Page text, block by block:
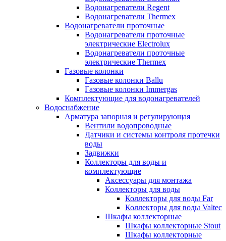
Водонагреватели Regent
Водонагреватели Thermex
Водонагреватели проточные
Водонагреватели проточные
электрические Electrolux
Водонагреватели проточные
электрические Thermex
Газовые колонки
Газовые колонки Ballu
Газовые колонки Immergas
Комплектующие для водонагревателей
Водоснабжение
Арматура запорная и регулирующая
Вентили водопроводные
Датчики и системы контроля протечки
воды
Задвижки
Коллекторы для воды и
комплектующие
Аксессуары для монтажа
Коллекторы для воды
Коллекторы для воды Far
Коллекторы для воды Valtec
Шкафы коллекторные
Шкафы коллекторные Stout
Шкафы коллекторные